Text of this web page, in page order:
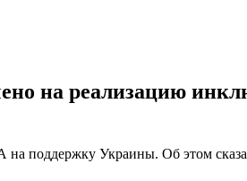
на реализацию
поддержку Украины. Об этом